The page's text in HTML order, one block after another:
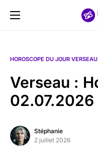
HOROSCOPE DU JOUR VERSEAU
Verseau :
02.07.2026
Stéphanie
2 juillet 2026